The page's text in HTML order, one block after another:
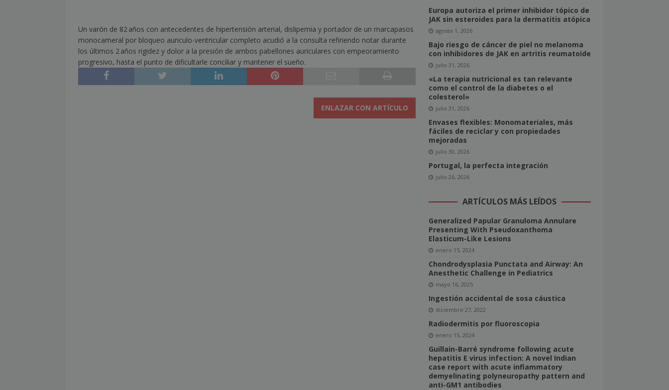
[ julio 2, 2026 ] ¿La búsqueda «zero-click» supone realmente una amenaza para el sector editorial?
NOTICIAS
[ julio 2, 2026 ] Cómo la APPEC acerca las revistas en catalán a más lectores
[ julio 2, 2026 ]
Reuters Institute Digital News Report 2026: La confianza en las noticias llega a su
Un varón de 82 años con antecedentes de hipertensión arterial, dislipemia y portador de un marcapasos
monocameral por bloqueo auriculo-ventricular completo acudió a la consulta refiriendo notar durante
los últimos 2 años rigidez y dolor a la presión de ambos pabellones auriculares con empeoramiento
progresivo, hasta el punto de dificultarle conciliar y mantener el sueño.
ENLAZAR CON ARTÍCULO
Europa autoriza el primer inhibidor tópico de
JAK sin esteroides para la dermatitis atópica
agosto 1, 2026
Bajo riesgo de cáncer de piel no melanoma
con inhibidores de JAK en artritis reumatoide
julio 31, 2026
«La terapia nutricional es tan relevante
como el control de la diabetes o el
colesterol»
julio 31, 2026
Envases flexibles: Monomateriales, más
fáciles de reciclar y con propiedades
mejoradas
julio 30, 2026
Portugal, la perfecta integración
julio 26, 2026
ARTÍCULOS MÁS LEÍDOS
Generalized Papular Granuloma Annulare
Presenting With Pseudoxanthoma
Elasticum-Like Lesions
enero 15, 2024
Chondrodysplasia Punctata and Airway: An
Anesthetic Challenge in Pediatrics
mayo 16, 2025
Ingestión accidental de sosa cáustica
diciembre 27, 2022
Radiodermitis por fluoroscopia
enero 15, 2024
Guillain-Barré syndrome following acute
hepatitis E virus infection: A novel Indian
case report with acute inflammatory
demyelinating polyneuropathy pattern and
anti-GM1 antibodies